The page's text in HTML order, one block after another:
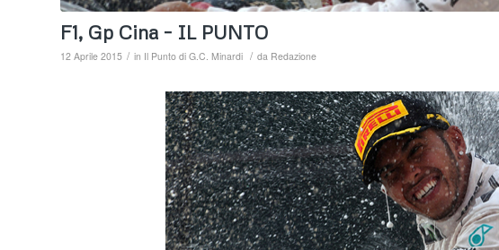
F1, Gp Cina – IL PUNTO
12 Aprile 2015 / in Il Punto di G.C. Minardi / da Redazione